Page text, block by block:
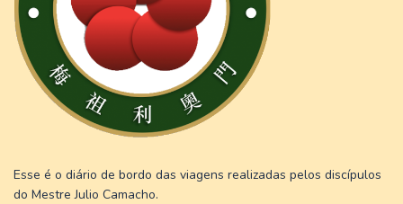
Esse é o diário de bordo das viagens realizadas pelos discípulos
do Mestre Julio Camacho.